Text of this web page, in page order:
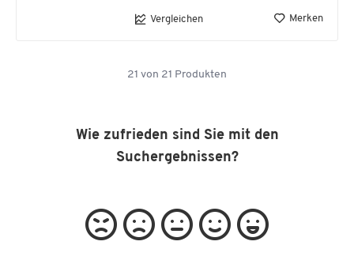
Vergleichen Merken
21 von 21 Produkten
Wie zufrieden sind Sie mit den
Suchergebnissen?